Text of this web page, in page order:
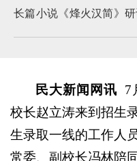
长篇小说《烽火汉简》
民大新闻网讯 7
校长赵立涛来到招生
生录取一线的工作人
常委、副校长冯林陪